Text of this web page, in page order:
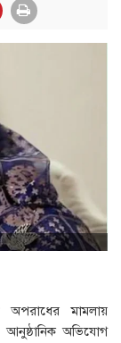
অপরাধের মামলায়
আনুষ্ঠানিক অভিযোগ